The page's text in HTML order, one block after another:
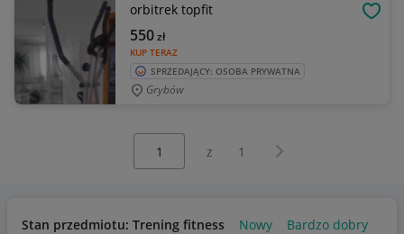
orbitrek topfit
KUP TERAZ
550zł
SPRZEDAJĄCY: OSOBA PRYWATNA
Grybów
z 1 Następna strona
Stan przedmiotu: Trening fitness Nowy Bardzo dobry